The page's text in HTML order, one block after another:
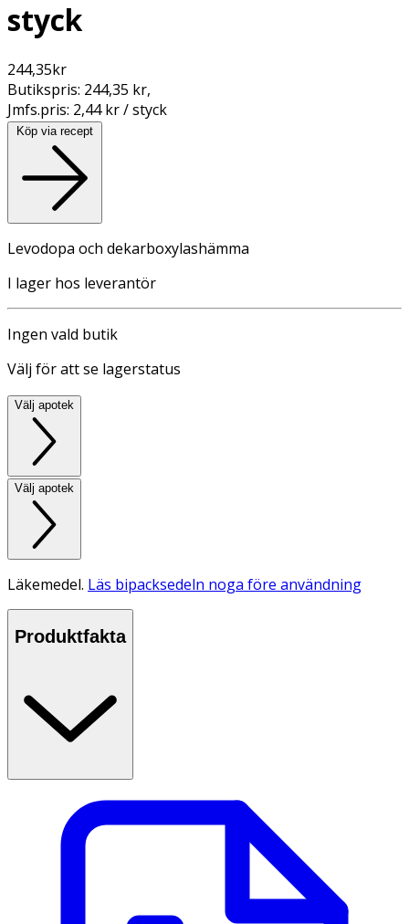
styck
244,35kr
Butikspris: 244,35 kr,
Jmfs.pris: 2,44 kr / styck
Köp via recept
Levodopa och dekarboxylashämma
I lager hos leverantör
Ingen vald butik
Välj för att se lagerstatus
Välj apotek
Välj apotek
Läkemedel. Läs bipacksedeln noga före användning
Produktfakta